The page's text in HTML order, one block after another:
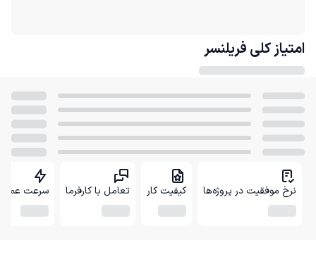
امتیاز کلی فریلنسر
نرخ موفقیت در پروژه‌ها کیفیت کار تعامل با کارفرما سرعت عمل